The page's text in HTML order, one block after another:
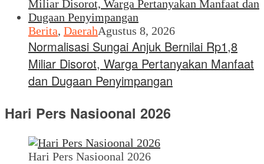
Berita, DaerahAgustus 8, 2026
Normalisasi Sungai Anjuk Bernilai Rp1,8
Miliar Disorot, Warga Pertanyakan Manfaat
dan Dugaan Penyimpangan
Hari Pers Nasioonal 2026
Hari Pers Nasioonal 2026